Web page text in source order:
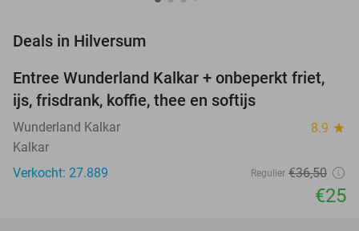
Deals in Hilversum
32%
Entree Wunderland Kalkar + onbeperkt friet,
ijs, frisdrank, koffie, thee en softijs
Wunderland Kalkar 8.9 star
Kalkar
Verkocht: 27.889
Regulier €36,50
€25